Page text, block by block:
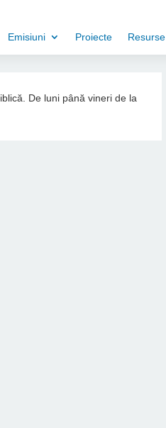
Emisiuni Proiecte Resurse
De luni până vineri de la